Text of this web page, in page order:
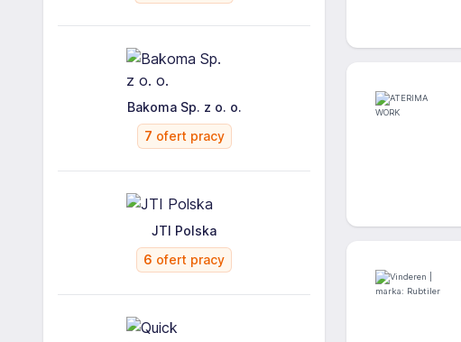
Bakoma Sp. z o. o.
7 ofert pracy
JTI Polska
6 ofert pracy